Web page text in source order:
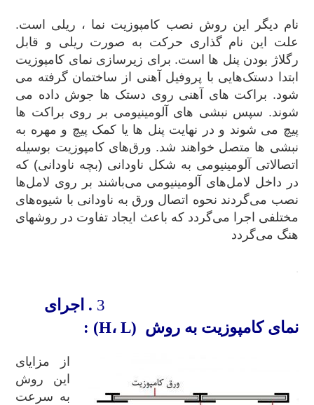
نام دیگر این روش نصب کامپوزیت نما ، ریلی است.
علت این نام گذاری حرکت به صورت ریلی و قابل
رگلاژ بودن پنل ها است. برای زیرسازی نمای کامپوزیت
ابتدا دستک‌هایی با پروفیل آهنی از ساختمان گرفته می
شود. براکت های آهنی روی دستک ها جوش داده می
شوند. سپس نبشی های آلومینیومی بر روی براکت ها
پیچ می شوند و در نهایت پنل ها یا کمک پیچ و مهره به
نبشی ها متصل خواهند شد. ورق‌های کامپوزیت بوسیله
اتصالاتی آلومینیومی به شکل ناودانی (بچه ناودانی) که
در داخل لامل‌های آلومینیومی می‌باشند بر روی لامل‌ها
نصب می‌گردند نحوه اتصال ورق به ناودانی با شیوه‌های
مختلفی اجرا می‌گردد که باعث ایجاد تفاوت در روشهای
هنگ می‌گردد
. اجرای
نمای کامپوزیت به روش (H، L) :
از مزایای
این روش
به سرعت